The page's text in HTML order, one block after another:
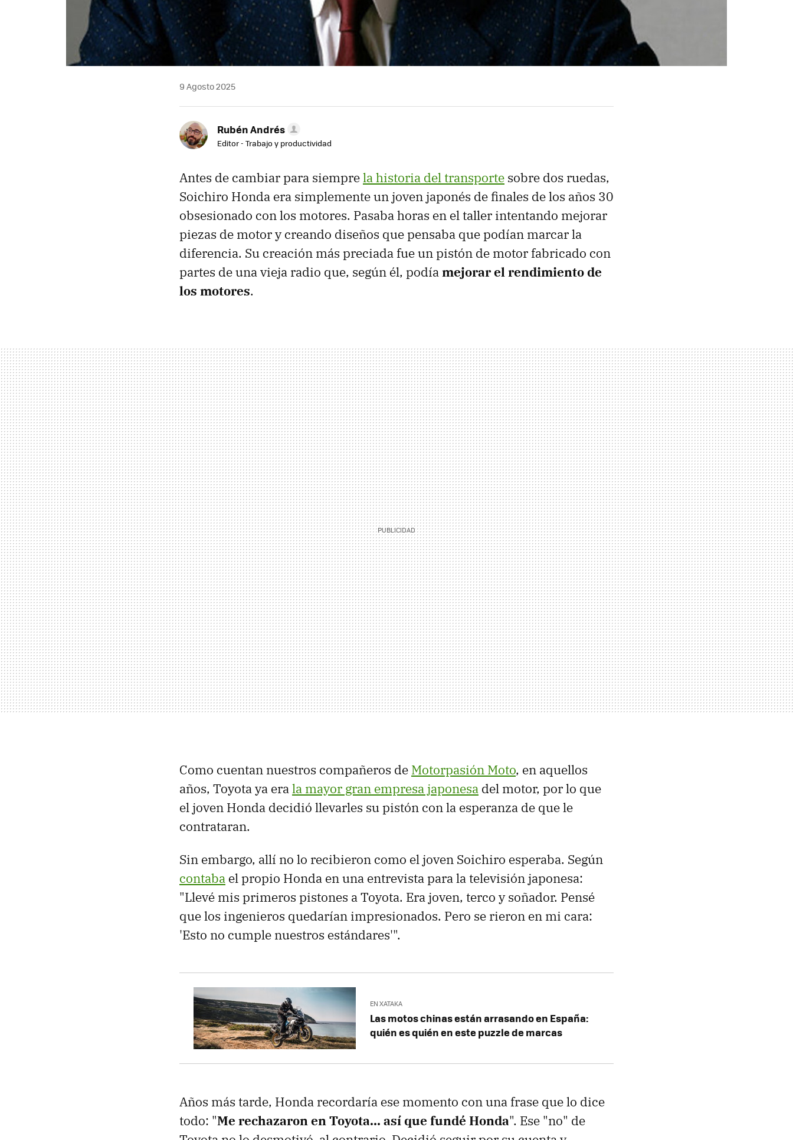
9 Agosto 2025
Rubén Andrés
Editor - Trabajo y productividad
Antes de cambiar para siemprela historia del transporte sobre dos ruedas,
Soichiro Honda era simplemente un joven japonés de finales de los años 30
obsesionado con los motores. Pasaba horas en el taller intentando mejorar
piezas de motor y creando diseños que pensaba que podían marcar la
diferencia. Su creación más preciada fue un pistón de motor fabricado con
partes de una vieja radio que, según él, podíamejorar el rendimiento de
los motores.
Como cuentan nuestros compañeros de Motorpasión Moto, en aquellos
años, Toyota ya erala mayor gran empresa japonesa del motor, por lo que
el joven Honda decidió llevarles su pistón con la esperanza de que le
contrataran.
Sin embargo, allí no lo recibieron como el joven Soichiro esperaba. Según
contaba el propio Honda en una entrevista para la televisión japonesa:
"Llevé mis primeros pistones a Toyota. Era joven, terco y soñador. Pensé
que los ingenieros quedarían impresionados. Pero se rieron en mi cara:
'Esto no cumple nuestros estándares'".
EN XATAKA
Las motos chinas están arrasando en España:
quién es quién en este puzzle de marcas
Años más tarde, Honda recordaría ese momento con una frase que lo dice
todo: "Me rechazaron en Toyota… así que fundé Honda". Ese "no" de